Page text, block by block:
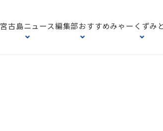
宮古島ニュース編集部おすすめみゃーくずみ